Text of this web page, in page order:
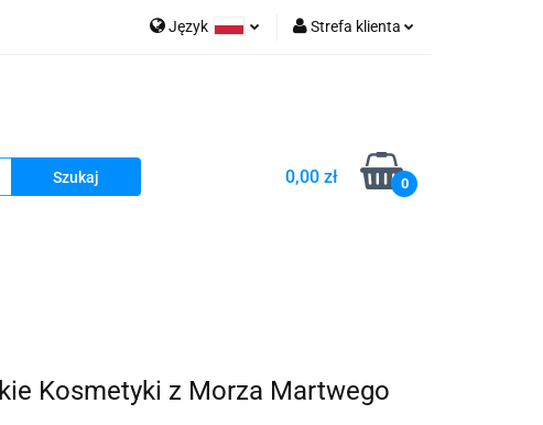
Język Strefa klienta
Dodaj zgłoszenie
Zgody cookies
0,00 zł 0
Sea of Spa
Kosmetyki z Morza Martwego